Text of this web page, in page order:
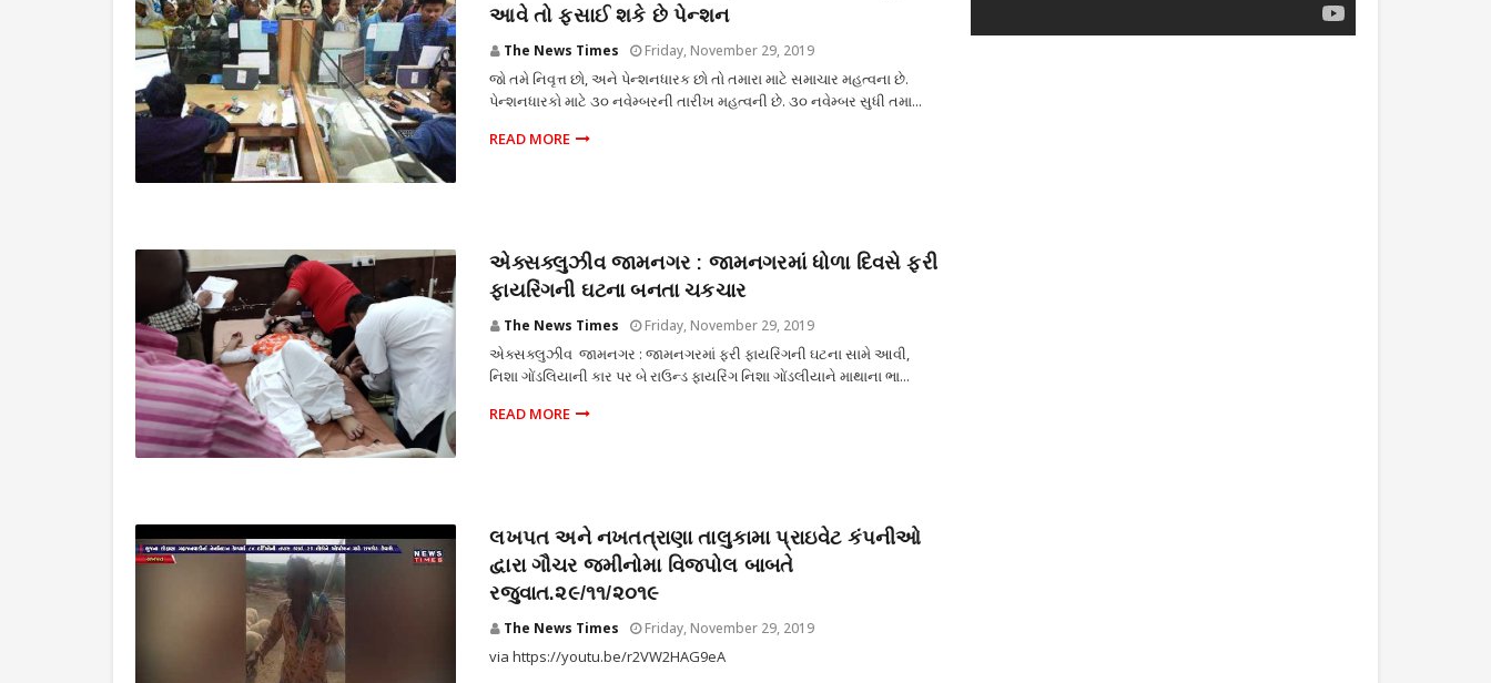
આવે તો ફસાઈ શકે છે પેન્શન
The News Times Friday, November 29, 2019
જો તમે નિવૃત્ત છો, અને પેન્શનધારક છો તો તમારા માટે સમાચાર મહત્વના છે.
પેન્શનધારકો માટે ૩૦ નવેમ્બરની તારીખ મહત્વની છે. ૩૦ નવેમ્બર સુધી તમા...
READ MORE
એક્સક્લુઝીવ જામનગર : જામનગરમાં ધોળા દિવસે ફરી
ફાયરિંગની ઘટના બનતા ચકચાર
The News Times Friday, November 29, 2019
એક્સક્લુઝીવ જામનગર : જામનગરમાં ફરી ફાયરિંગની ઘટના સામે આવી,
નિશા ગોંડલિયાની કાર પર બે રાઉન્ડ ફાયરિંગ નિશા ગોંડલીયાને માથાના ભા...
READ MORE
લખપત અને નખતત્રાણા તાલુકામા પ્રાઇવેટ કંપનીઓ
દ્વારા ગૌચર જ્મીનોમા વિજ્પોલ બાબતે
રજુવાત.૨૯/૧૧/૨૦૧૯
The News Times Friday, November 29, 2019
via https://youtu.be/r2VW2HAG9eA